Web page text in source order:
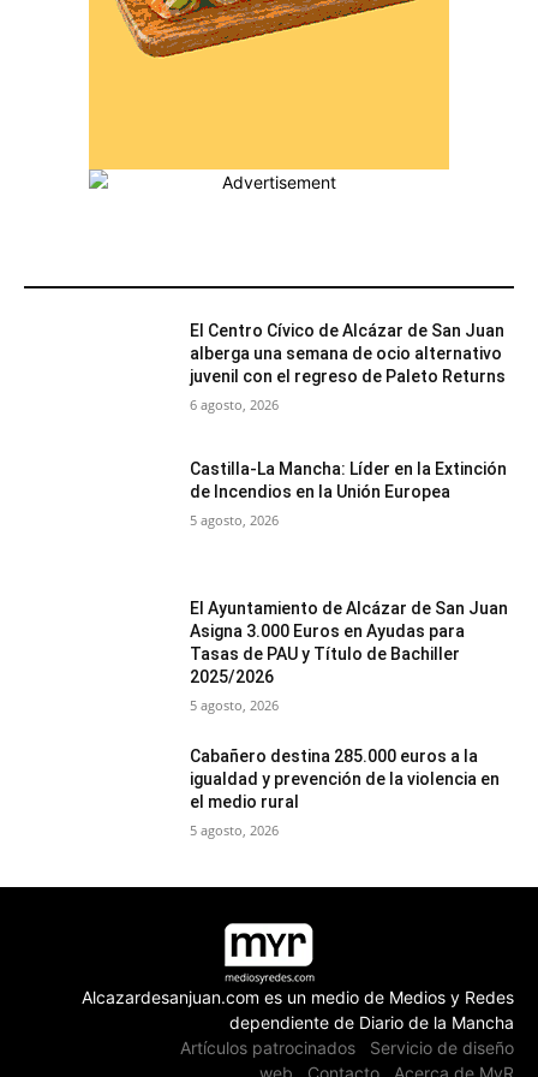
El Centro Cívico de Alcázar de San Juan
alberga una semana de ocio alternativo
juvenil con el regreso de Paleto Returns
6 agosto, 2026
Castilla-La Mancha: Líder en la Extinción
de Incendios en la Unión Europea
5 agosto, 2026
El Ayuntamiento de Alcázar de San Juan
Asigna 3.000 Euros en Ayudas para
Tasas de PAU y Título de Bachiller
2025/2026
5 agosto, 2026
Cabañero destina 285.000 euros a la
igualdad y prevención de la violencia en
el medio rural
5 agosto, 2026
Alcazardesanjuan.com es un medio de Medios y Redes
dependiente de Diario de la Mancha
Artículos patrocinados
Servicio de diseño
web
Contacto Acerca de MyR